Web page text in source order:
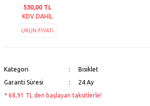
530,00 TL
KDV DAHİL
ÜRÜN FİYATI
Kategori
Bisiklet
Garanti Süresi
24 Ay
* 68,91 TL den başlayan taksitlerle!